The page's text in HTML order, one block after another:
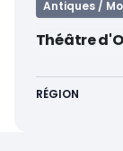
Antiques /
Théâtre
RÉGION